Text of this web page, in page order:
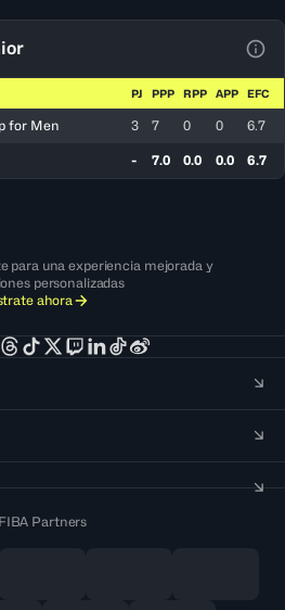
PJ PPP RPP APP EFC
for Men 3 7 0 0 6.7
- 7.0 0.0 0.0 6.7
para una experiencia mejorada y
personalizadas
ahora
FIBA Partners